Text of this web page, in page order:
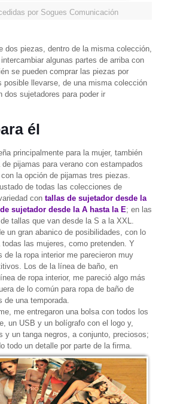
por Sogues Comunicación
dos piezas, dentro de la misma colección,
algunas partes de arriba con
se pueden comprar las piezas por
posible llevarse, de una misma colección
dos sujetadores para poder ir
él
principalmente para la mujer, también
pijamas para verano con estampados
la opción de pijamas tres piezas.
de todas las colecciones de
con tallas de sujetador desde la
sujetador desde la A hasta la E; en las
tallas que van desde la S a la XXL.
un gran abanico de posibilidades, con lo
las mujeres, como pretenden. Y
de la ropa interior me parecieron muy
Los de la línea de baño, en
de ropa interior, me pareció algo más
de lo común para ropa de baño de
de una temporada.
me entregaron una bolsa con todos los
un USB y un bolígrafo con el logo y,
y un tanga negros, a conjunto, preciosos;
todo un detalle por parte de la firma.